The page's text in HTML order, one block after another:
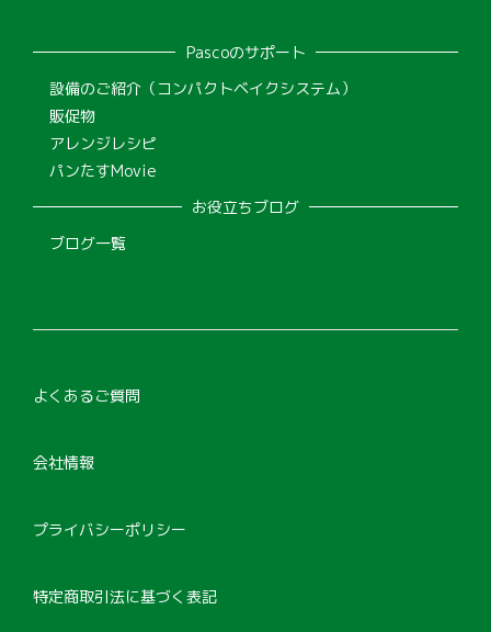
Pascoのサポート
設備のご紹介（コンパクトベイクシステム）
販促物
アレンジレシピ
パンたすMovie
お役立ちブログ
ブログ一覧
よくあるご質問
会社情報
プライバシーポリシー
特定商取引法に基づく表記